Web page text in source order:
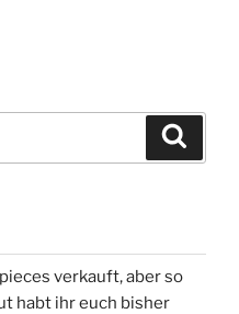
verkauft, aber so
habt ihr euch bisher